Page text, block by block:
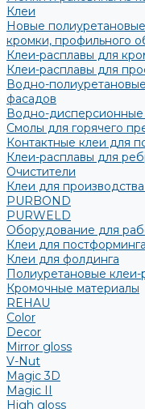
Клеи
Новые
кромки, профильного
Клеи-расплавы для
Клеи-расплавы для
Водно-
фасадов
Водно-
Смолы для горячего
Контактные клеи для
Клеи-расплавы для
Очистители
Клеи для
PURBOND
PURWELD
Оборудование для
Клеи для постформинга
Клеи для фолдинга
Полиуретановые клеи-
Кромочные материалы
REHAU
Color
Decor
Mirror gloss
V-Nut
Magic 3D
Magic II
High gloss